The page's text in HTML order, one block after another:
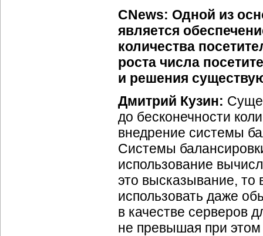
CNews: Одной из
является
количества
роста числа
и решения
Дмитрий Кузин:
до бесконечности
внедрение системы
Системы
использование
это высказывание,
использовать даже
в качестве серверов
не превышая при